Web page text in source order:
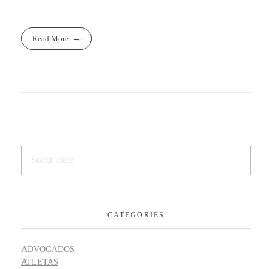
Read More
CATEGORIES
ADVOGADOS
ATLETAS